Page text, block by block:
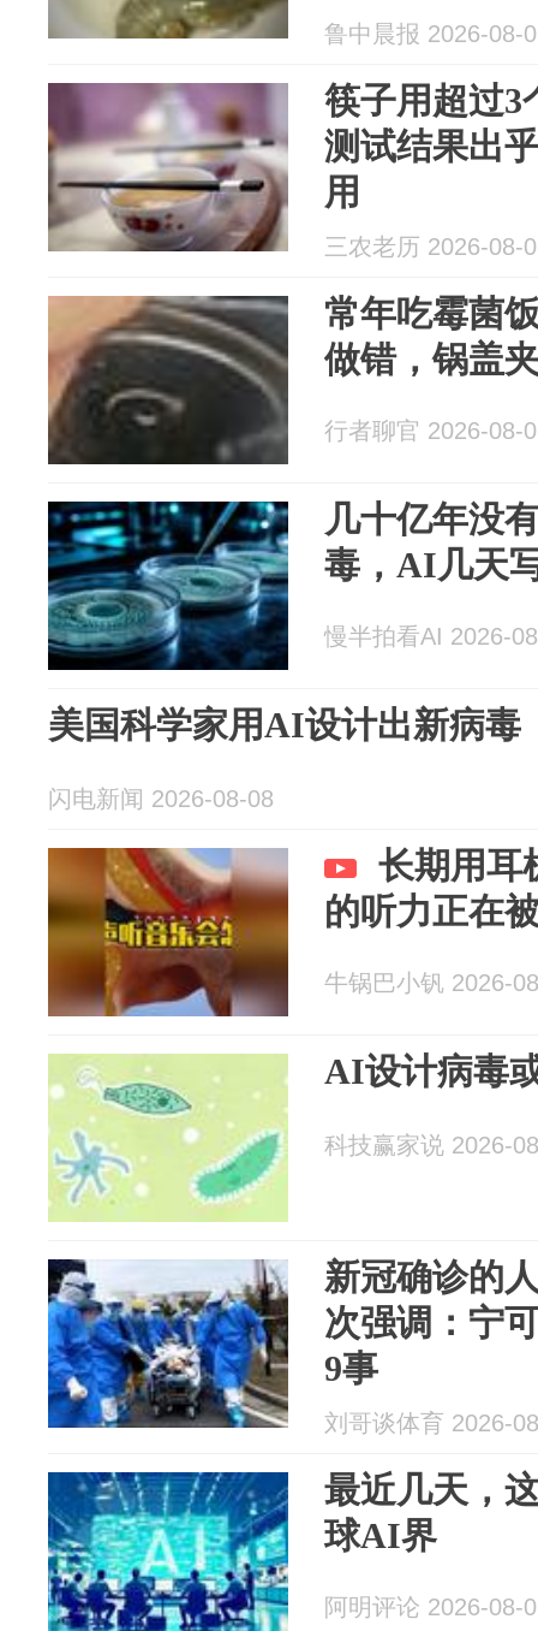
鲁中晨报 2026-08-
筷子用超过3
测试结果出
用
三农老历 2026-08-
常年吃霉菌
做错，锅盖
行者聊官 2026-08-
几十亿年没
毒，AI几天
慢半拍看AI 2026-
美国科学家用AI设计出新病毒
闪电新闻 2026-08-08
长期用耳
的听力正在
牛锅巴小钒 2026-
AI设计病毒
科技赢家说 2026-
新冠确诊的
次强调：宁
9事
刘哥谈体育 2026-
最近几天，
球AI界
阿明评论 2026-08-